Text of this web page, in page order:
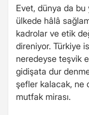
Evet, dünya da
ülkede hâlâ
kadrolar ve etik
direniyor. Türkiye
neredeyse teşvik
gidişata dur
şefler kalacak, ne
mutfak mirası.